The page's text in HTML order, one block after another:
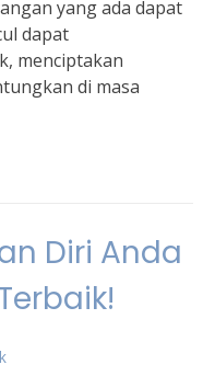
yang ada dapat
dapat
menciptakan
di masa
Diri Anda